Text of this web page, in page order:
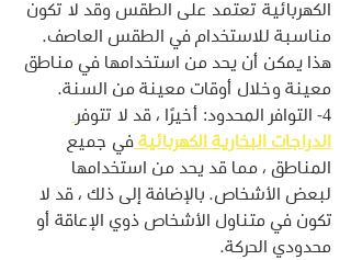
الكهربائية تعتمد على الطقس وقد لا تكون
مناسبة للاستخدام في الطقس العاصف.
هذا يمكن أن يحد من استخدامها في مناطق
معينة وخلال أوقات معينة من السنة.
4- التوافر المحدود: أخيرًا ، قد لا تتوفر
الدراجات البخارية الكهربائية في جميع
المناطق ، مما قد يحد من استخدامها
لبعض الأشخاص. بالإضافة إلى ذلك ، قد لا
تكون في متناول الأشخاص ذوي الإعاقة أو
محدودي الحركة.